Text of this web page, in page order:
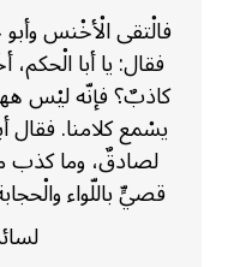
فالْتقى الْأخْنس
فقال: يا أبا
كاذبٌ؟ فإنّه ليْس
يسْمع كلامنا. فقال
لصادقٌ، وما كذب
قصيٍّ باللّواء